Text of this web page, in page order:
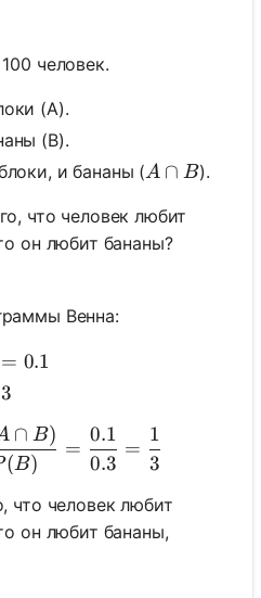
человек.
(A).
(B).
и бананы (A \cap B
A ∩ B).
что человек любит
он любит бананы?
Венна:
= 0.1
= 0.1
P(A|B) = \frac{P(A
(B)
∩ B)
=
0.3
0.1
=
3
1
что человек любит
он любит бананы,